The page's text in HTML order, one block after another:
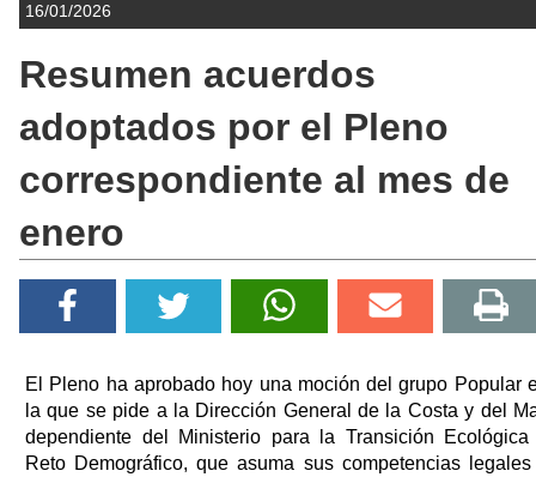
16/01/2026
Resumen acuerdos
adoptados por el Pleno
correspondiente al mes de
enero
El Pleno ha aprobado hoy una moción del grupo Popular
la que se pide a la Dirección General de la Costa y del
dependiente del Ministerio para la Transición
Reto Demográfico, que asuma sus competencias